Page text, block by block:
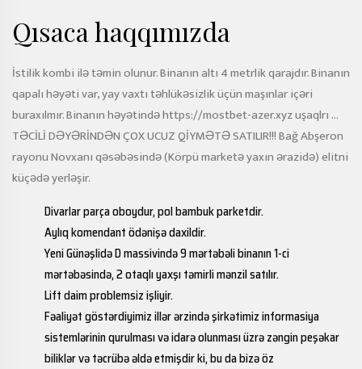
Qısaca haqqımızda
İstilik kombi ilə təmin olunur. Binanın altı 4 metrlik qarajdır. Binanın
qapalı həyəti var, yay vaxtı təhlükəsizlik üçün maşınlar içəri
buraxılmır. Binanın həyətindəhttps://mostbet-azer.xyzuşaqlrı …
TƏCİLİ DƏYƏRİNDƏN ÇOX UCUZ QİYMƏTƏ SATILIR!!! Bağ Abşeron
rayonu Novxanı qəsəbəsində (Körpü marketə yaxın ərazidə) elitni
küçədə yerləşir.
Divarlar parça oboydur, pol bambuk parketdir.
Aylıq komendant ödənişə daxildir.
Yeni Günəşlidə D massivində 9 mərtəbəli binanın 1-ci
mərtəbəsində, 2 otaqlı yaxşı təmirli mənzil satılır.
Lift daim problemsiz işliyir.
Fəaliyət göstərdiyimiz illər ərzində şirkətimiz informasiya
sistemlərinin qurulması və idarə olunması üzrə zəngin peşəkar
biliklər və təcrübə əldə etmişdir ki, bu da bizə öz